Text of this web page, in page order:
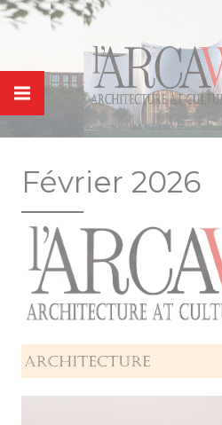
Février 2026
Panneau de gestion des cookies